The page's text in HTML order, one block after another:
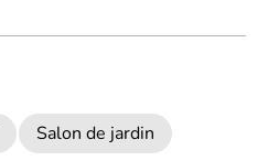
Salon de jardin